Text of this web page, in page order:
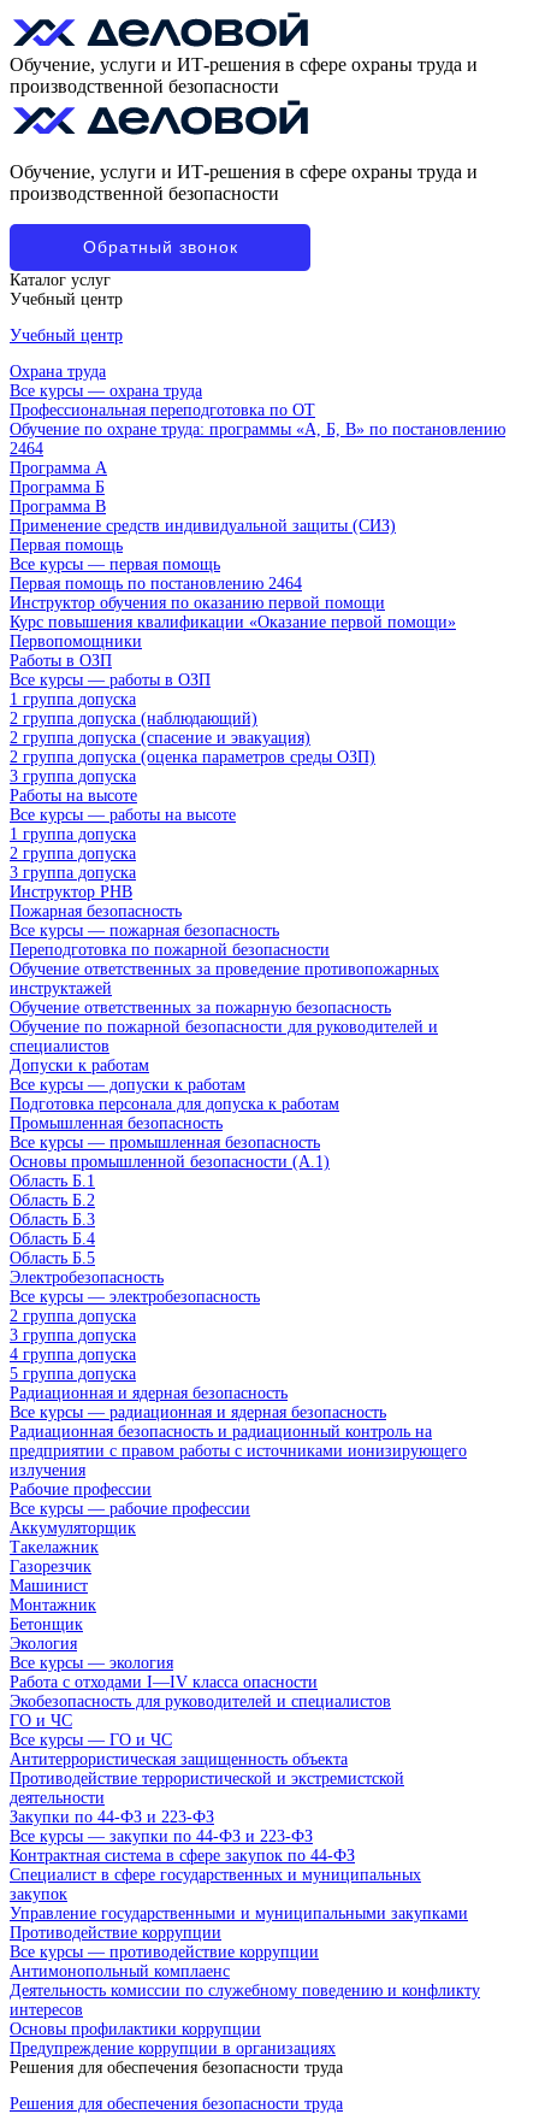
Обучение, услуги и ИТ-решения в сфере охраны труда и
производственной безопасности
Обучение, услуги и ИТ-решения в сфере охраны труда и
производственной безопасности
Обратный звонок
Каталог услуг
Учебный центр
Учебный центр
Охрана труда
Все курсы — охрана труда
Профессиональная переподготовка по ОТ
Обучение по охране труда: программы «А, Б, В» по постановлению
2464
Программа А
Программа Б
Программа В
Применение средств индивидуальной защиты (СИЗ)
Первая помощь
Все курсы — первая помощь
Первая помощь по постановлению 2464
Инструктор обучения по оказанию первой помощи
Курс повышения квалификации «Оказание первой помощи»
Первопомощники
Работы в ОЗП
Все курсы — работы в ОЗП
1 группа допуска
2 группа допуска (наблюдающий)
2 группа допуска (спасение и эвакуация)
2 группа допуска (оценка параметров среды ОЗП)
3 группа допуска
Работы на высоте
Все курсы — работы на высоте
1 группа допуска
2 группа допуска
3 группа допуска
Инструктор РНВ
Пожарная безопасность
Все курсы — пожарная безопасность
Переподготовка по пожарной безопасности
Обучение ответственных за проведение противопожарных
инструктажей
Обучение ответственных за пожарную безопасность
Обучение по пожарной безопасности для руководителей и
специалистов
Допуски к работам
Все курсы — допуски к работам
Подготовка персонала для допуска к работам
Промышленная безопасность
Все курсы — промышленная безопасность
Основы промышленной безопасности (A.1)
Область Б.1
Область Б.2
Область Б.3
Область Б.4
Область Б.5
Электробезопасность
Все курсы — электробезопасность
2 группа допуска
3 группа допуска
4 группа допуска
5 группа допуска
Радиационная и ядерная безопасность
Все курсы — радиационная и ядерная безопасность
Радиационная безопасность и радиационный контроль на
предприятии с правом работы с источниками ионизирующего
излучения
Рабочие профессии
Все курсы — рабочие профессии
Аккумуляторщик
Такелажник
Газорезчик
Машинист
Монтажник
Бетонщик
Экология
Все курсы — экология
Работа с отходами I—IV класса опасности
Экобезопасность для руководителей и специалистов
ГО и ЧС
Все курсы — ГО и ЧС
Антитеррористическая защищенность объекта
Противодействие террористической и экстремистской
деятельности
Закупки по 44-ФЗ и 223-ФЗ
Все курсы — закупки по 44-ФЗ и 223-ФЗ
Контрактная система в сфере закупок по 44-ФЗ
Специалист в сфере государственных и муниципальных
закупок
Управление государственными и муниципальными закупками
Противодействие коррупции
Все курсы — противодействие коррупции
Антимонопольный комплаенс
Деятельность комиссии по служебному поведению и конфликту
интересов
Основы профилактики коррупции
Предупреждение коррупции в организациях
Решения для обеспечения безопасности труда
Решения для обеспечения безопасности труда